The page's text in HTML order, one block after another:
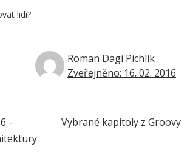
lidi?
Roman Dagi Pichlík
Zveřejněno: 16. 02. 2016
–
Vybrané kapitoly z Groovy